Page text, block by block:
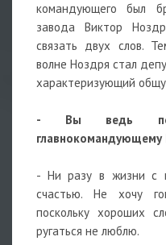
командующего был
завода Виктор
связать двух слов.
волне Ноздря стал
характеризующий
- Вы ведь
главнокомандующему
- Ни разу в жизни с
счастью. Не хочу
поскольку хороших
ругаться не люблю.